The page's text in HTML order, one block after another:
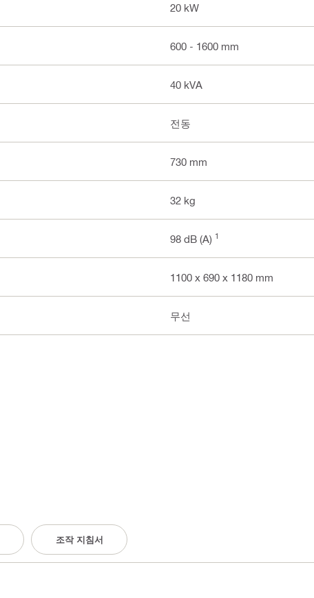
20 kW
600 - 1600 mm
40 kVA
전동
730 mm
32 kg
98 dB (A) 1
1100 x 690 x 1180 mm
무선
조작 지침서